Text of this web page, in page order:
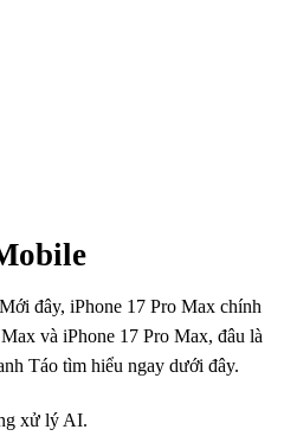
đây, iPhone 17 Pro Max chính
và iPhone 17 Pro Max, đâu là
Táo tìm hiểu ngay dưới đây.
xử lý AI.